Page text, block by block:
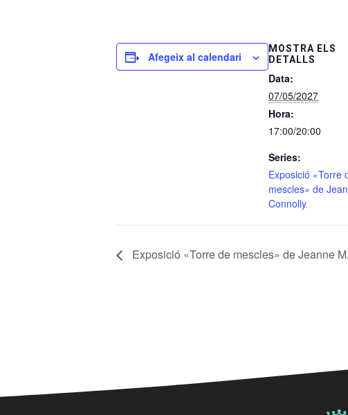
Afegeix al calendari
MOSTRA ELS
DETALLS
Data:
07/05/2027
Hora:
17:00/20:00
Series:
Exposició «Torre
mescles» de
Connolly
Exposició «Torre de mescles» de Jeanne